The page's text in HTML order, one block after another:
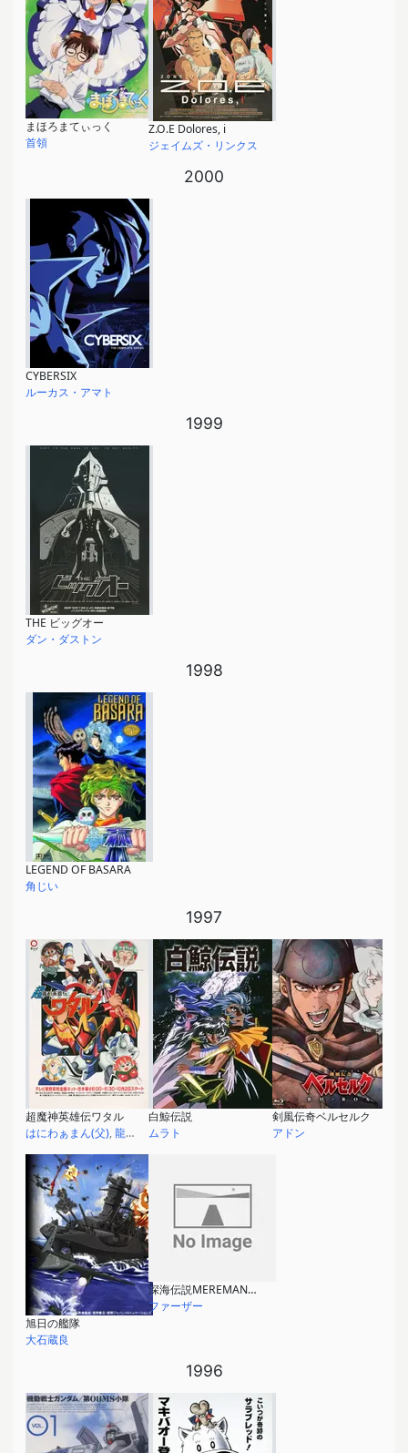
まほろまてぃっく
首領
Z.O.E Dolores, i
ジェイムズ・リンクス
2000
CYBERSIX
ルーカス・アマト
1999
THE ビッグオー
ダン・ダストン
1998
LEGEND OF BASARA
角じい
1997
超魔神英雄伝ワタル
はにわぁまん(父),龍神丸
白鯨伝説
ムラト
剣風伝奇ベルセルク
アドン
旭日の艦隊
大石蔵良
深海伝説MEREMANOID
ファーザー
1996